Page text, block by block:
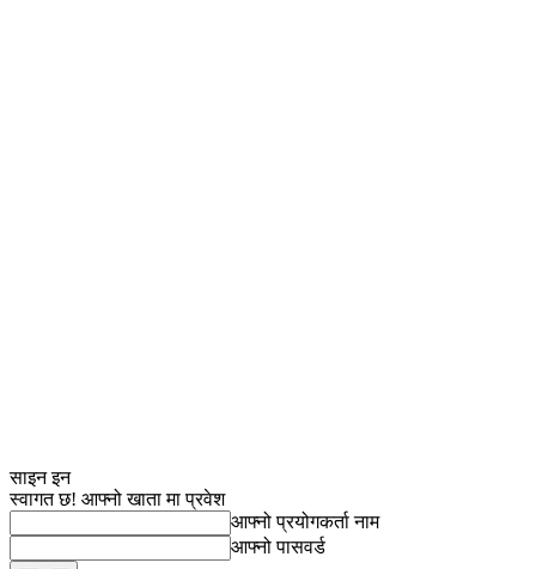
साइन इन
स्वागत छ! आफ्नो खाता मा प्रवेश
आफ्नो प्रयोगकर्ता नाम
आफ्नो पासवर्ड